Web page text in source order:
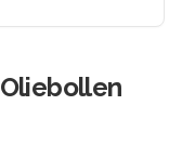
Oliebollen